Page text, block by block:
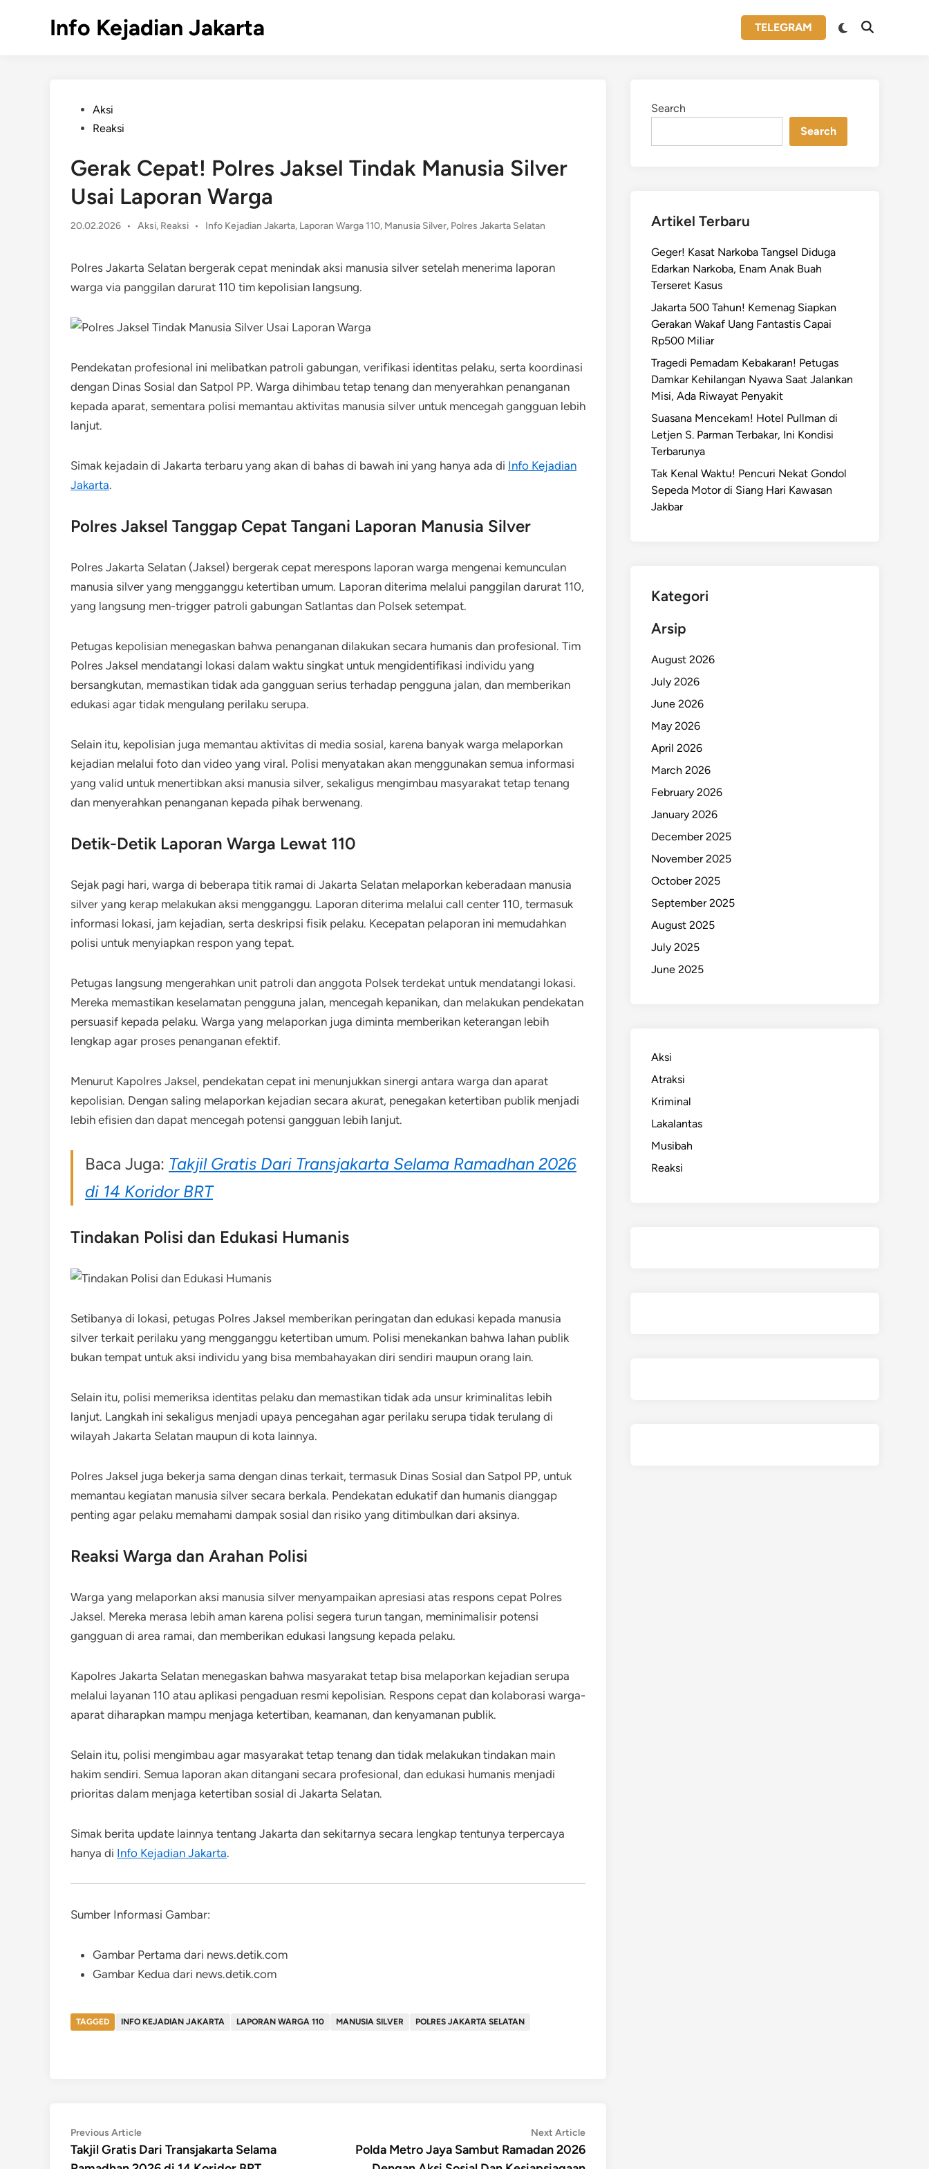
Info Kejadian Jakarta TELEGRAM
Switch
Open
PostedAksi
Reaksi
Gerak Cepat! Polres Jaksel Tindak Manusia Silver
Usai Laporan Warga
20.02.2026 •
Posted
Aksi, Reaksi • Info Kejadian Jakarta, Laporan Warga 110, Manusia Silver, Polres Jakarta Selatan
Polres Jakarta Selatan bergerak cepat menindak aksi manusia silver setelah menerima laporan
warga via panggilan darurat 110 tim kepolisian langsung.
Pendekatan profesional ini melibatkan patroli gabungan, verifikasi identitas pelaku, serta koordinasi
dengan Dinas Sosial dan Satpol PP. Warga dihimbau tetap tenang dan menyerahkan penanganan
kepada aparat, sementara polisi memantau aktivitas manusia silver untuk mencegah gangguan lebih
lanjut.
Simak kejadain di Jakarta terbaru yang akan di bahas di bawah ini yang hanya ada di Info Kejadian
Jakarta.
Polres Jaksel Tanggap Cepat Tangani Laporan Manusia Silver
Polres Jakarta Selatan (Jaksel) bergerak cepat merespons laporan warga mengenai kemunculan
manusia silver yang mengganggu ketertiban umum. Laporan diterima melalui panggilan darurat 110,
yang langsung men-trigger patroli gabungan Satlantas dan Polsek setempat.
Petugas kepolisian menegaskan bahwa penanganan dilakukan secara humanis dan profesional. Tim
Polres Jaksel mendatangi lokasi dalam waktu singkat untuk mengidentifikasi individu yang
bersangkutan, memastikan tidak ada gangguan serius terhadap pengguna jalan, dan memberikan
edukasi agar tidak mengulang perilaku serupa.
Selain itu, kepolisian juga memantau aktivitas di media sosial, karena banyak warga melaporkan
kejadian melalui foto dan video yang viral. Polisi menyatakan akan menggunakan semua informasi
yang valid untuk menertibkan aksi manusia silver, sekaligus mengimbau masyarakat tetap tenang
dan menyerahkan penanganan kepada pihak berwenang.
Detik-Detik Laporan Warga Lewat 110
Sejak pagi hari, warga di beberapa titik ramai di Jakarta Selatan melaporkan keberadaan manusia
silver yang kerap melakukan aksi mengganggu. Laporan diterima melalui call center 110, termasuk
informasi lokasi, jam kejadian, serta deskripsi fisik pelaku. Kecepatan pelaporan ini memudahkan
polisi untuk menyiapkan respon yang tepat.
Petugas langsung mengerahkan unit patroli dan anggota Polsek terdekat untuk mendatangi lokasi.
Mereka memastikan keselamatan pengguna jalan, mencegah kepanikan, dan melakukan pendekatan
persuasif kepada pelaku. Warga yang melaporkan juga diminta memberikan keterangan lebih
lengkap agar proses penanganan efektif.
Menurut Kapolres Jaksel, pendekatan cepat ini menunjukkan sinergi antara warga dan aparat
kepolisian. Dengan saling melaporkan kejadian secara akurat, penegakan ketertiban publik menjadi
lebih efisien dan dapat mencegah potensi gangguan lebih lanjut.
Baca Juga: Takjil Gratis Dari Transjakarta Selama Ramadhan 2026
di 14 Koridor BRT
Tindakan Polisi dan Edukasi Humanis
Setibanya di lokasi, petugas Polres Jaksel memberikan peringatan dan edukasi kepada manusia
silver terkait perilaku yang mengganggu ketertiban umum. Polisi menekankan bahwa lahan publik
bukan tempat untuk aksi individu yang bisa membahayakan diri sendiri maupun orang lain.
Selain itu, polisi memeriksa identitas pelaku dan memastikan tidak ada unsur kriminalitas lebih
lanjut. Langkah ini sekaligus menjadi upaya pencegahan agar perilaku serupa tidak terulang di
wilayah Jakarta Selatan maupun di kota lainnya.
Polres Jaksel juga bekerja sama dengan dinas terkait, termasuk Dinas Sosial dan Satpol PP, untuk
memantau kegiatan manusia silver secara berkala. Pendekatan edukatif dan humanis dianggap
penting agar pelaku memahami dampak sosial dan risiko yang ditimbulkan dari aksinya.
Reaksi Warga dan Arahan Polisi
Warga yang melaporkan aksi manusia silver menyampaikan apresiasi atas respons cepat Polres
Jaksel. Mereka merasa lebih aman karena polisi segera turun tangan, meminimalisir potensi
gangguan di area ramai, dan memberikan edukasi langsung kepada pelaku.
Kapolres Jakarta Selatan menegaskan bahwa masyarakat tetap bisa melaporkan kejadian serupa
melalui layanan 110 atau aplikasi pengaduan resmi kepolisian. Respons cepat dan kolaborasi warga-
aparat diharapkan mampu menjaga ketertiban, keamanan, dan kenyamanan publik.
Selain itu, polisi mengimbau agar masyarakat tetap tenang dan tidak melakukan tindakan main
hakim sendiri. Semua laporan akan ditangani secara profesional, dan edukasi humanis menjadi
prioritas dalam menjaga ketertiban sosial di Jakarta Selatan.
Simak berita update lainnya tentang Jakarta dan sekitarnya secara lengkap tentunya terpercaya
hanya di Info Kejadian Jakarta.
Sumber Informasi Gambar:
Gambar Pertama dari news.detik.com
Gambar Kedua dari news.detik.com
TAGGED INFO KEJADIAN JAKARTA LAPORAN WARGA 110 MANUSIA SILVER POLRES JAKARTA SELATAN
Post
navigation
Previous ArticlePrevious
article:
Takjil Gratis Dari Transjakarta Selama
Next ArticleNext
article:
Polda Metro Jaya Sambut Ramadan 2026
Search
Search
Artikel Terbaru
Geger! Kasat Narkoba Tangsel Diduga
Edarkan Narkoba, Enam Anak Buah
Terseret Kasus
Jakarta 500 Tahun! Kemenag Siapkan
Gerakan Wakaf Uang Fantastis Capai
Rp500 Miliar
Tragedi Pemadam Kebakaran! Petugas
Damkar Kehilangan Nyawa Saat Jalankan
Misi, Ada Riwayat Penyakit
Suasana Mencekam! Hotel Pullman di
Letjen S. Parman Terbakar, Ini Kondisi
Terbarunya
Tak Kenal Waktu! Pencuri Nekat Gondol
Sepeda Motor di Siang Hari Kawasan
Jakbar
Kategori
Arsip
August 2026
July 2026
June 2026
May 2026
April 2026
March 2026
February 2026
January 2026
December 2025
November 2025
October 2025
September 2025
August 2025
July 2025
June 2025
Aksi
Atraksi
Kriminal
Lakalantas
Musibah
Reaksi